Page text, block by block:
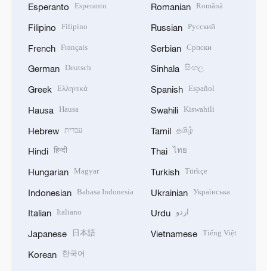
Esperanto Esperanto
Filipino Filipino
French Français
German Deutsch
Greek Ελληνικά
Hausa Hausa
Hebrew עברית
Hindi हिन्दी
Hungarian Magyar
Indonesian Bahasa Indonesia
Italian Italiano
Japanese 日本語
Korean 한국어
Romanian Română
Russian Русский
Serbian Српски
Sinhala සිංහල
Spanish Español
Swahili Kiswahili
Tamil தமிழ்
Thai ไทย
Turkish Türkçe
Ukrainian Українська
Urdu اردو
Vietnamese Tiếng Việt